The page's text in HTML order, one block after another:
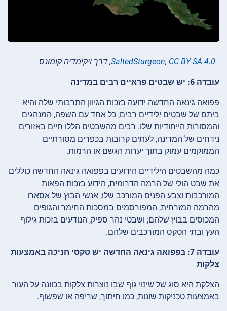
SaltedSturgeon, CC BY-SA 4.0 , דרך ויקימדיה קומונס
עובדה 6: יש שבטים פראיים רבים במדינה
פפואה גינאה החדשה ידועה בזכות הגיוון התרבותי שלה והיא
ביתם של שבטים ילידיים רבים, כל אחד עם השפה, המנהגים
והמסורות הייחודיות שלו. רבים מהשבטים הללו חיים באזורים
נידחים של המדינה, לעתים קרובות בכפרים מסורתיים
הממוקמים עמוק בתוך יערות הגשם או הרמות.
כמה מהשבטים הילידיים הידועים בפפואה גינאה החדשה כוללים
את שבט הולי של הרמה הדרומית, הידוע בזכות הפאות
המורכבות וצבע הפנים המורכב שלו; אנשי הבוץ של אסארו
מהרמה המזרחית, המפורסמים במסכות החימר והגופים
המכוסים בבוץ שלהם; ושבטי נהר ספיק, הנודעים בזכות גילוף
העץ ובתי הטקס המורכבים שלהם.
עובדה 7: בפפואה גינאה החדשה יש טקסי חניכה באמצעות
צלקות
הצלקת היא סוג של שינוי גוף שבו נוצרות צלקות בכוונה על העור
באמצעות טכניקות שונות, כמו חיתוך, שריפה או שפשוף.